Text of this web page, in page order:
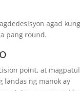
agad kung
pang round.
point, at
landas ng manok ay